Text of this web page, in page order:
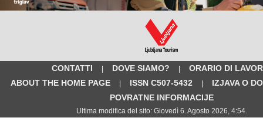
CONTATTI DOVE SIAMO?
ORARIO DI
ABOUT THE HOME PAGE
ISSN C507-5432
IZJAVA O
POVRATNE INFORMACIJE
Ultima modifica del sito: Giovedì 6. Agosto 2026, 4:54.